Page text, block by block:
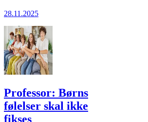
28.11.2025
Professor: Børns
følelser skal ikke
fikses